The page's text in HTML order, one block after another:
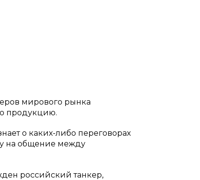
мирового рынка
продукцию.
о каких-либо переговорах
на общение между
российский танкер,